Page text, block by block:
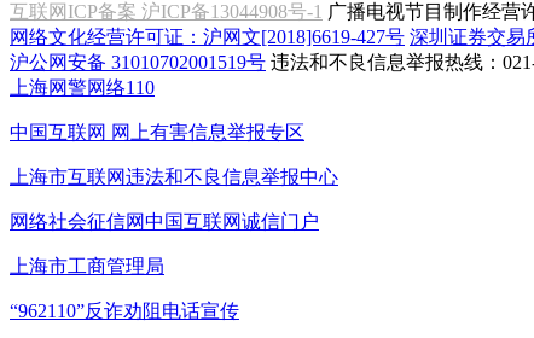
互联网ICP备案 沪ICP备13044908号-1 广播电视节目制作经营
网络文化经营许可证：沪网文[2018]6619-427号 深圳证券交易
沪公网安备 31010702001519号 违法和不良信息举报热线：
上海网警网络110
中国互联网 网上有害信息举报专区
上海市互联网违法和不良信息举报中心
网络社会征信网中国互联网诚信门户
上海市工商管理局
“962110”反诈劝阻电话宣传